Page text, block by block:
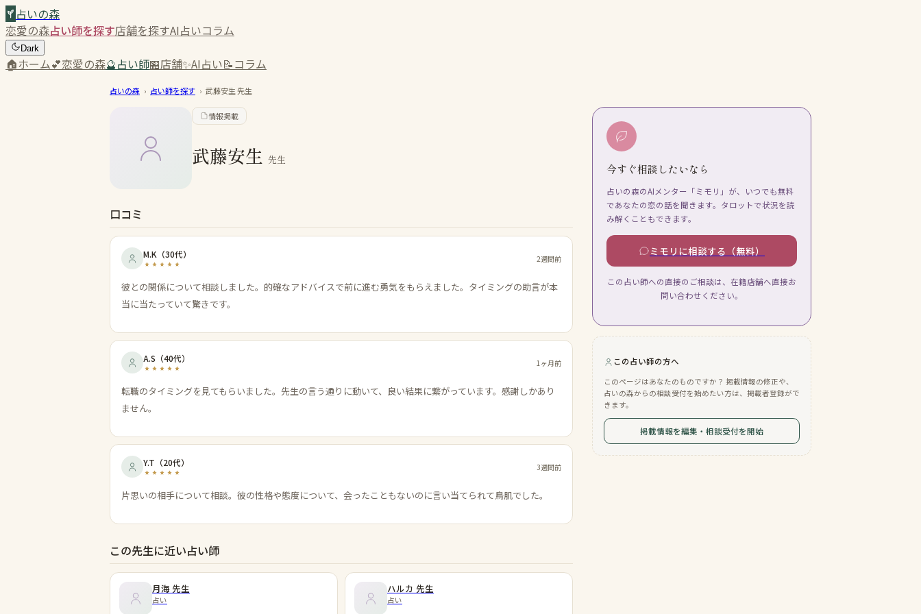
占いの森
恋愛の森占い師を探す店舗を探すAI占いコラム
Dark
🏠ホーム💕恋愛の森🔮占い師🏪店舗✨AI占い📝コラム
占いの森 › 占い師を探す › 武藤安生先生
情報掲載
武藤安生 先生
口コミ
M.K （30代） 2週間前
彼との関係について相談しました。的確なアドバイスで前に進む勇気をもらえました。タイミングの助言が本
当に当たっていて驚きです。
A.S （40代） 1ヶ月前
転職のタイミングを見てもらいました。先生の言う通りに動いて、良い結果に繋がっています。感謝しかあり
ません。
Y.T （20代） 3週間前
片思いの相手について相談。彼の性格や態度について、会ったこともないのに言い当てられて鳥肌でした。
この先生に近い占い師
月海 先生
占い
ハルカ 先生
占い
今すぐ相談したいなら
占いの森のAIメンター「ミモリ」が、いつでも無料
であなたの恋の話を聞きます。タロットで状況を読
み解くこともできます。
ミモリに相談する（無料）
この占い師への直接のご相談は、在籍店舗へ直接お
問い合わせください。
この占い師の方へ
このページはあなたのものですか？ 掲載情報の修正や、
占いの森からの相談受付を始めたい方は、掲載者登録がで
きます。
掲載情報を編集・相談受付を開始